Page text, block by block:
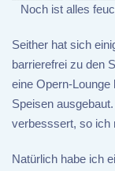
Noch ist alles
Seither hat sich
barrierefrei zu den
eine Opern-Lounge
Speisen
verbesssert, so ich
Natürlich habe ich